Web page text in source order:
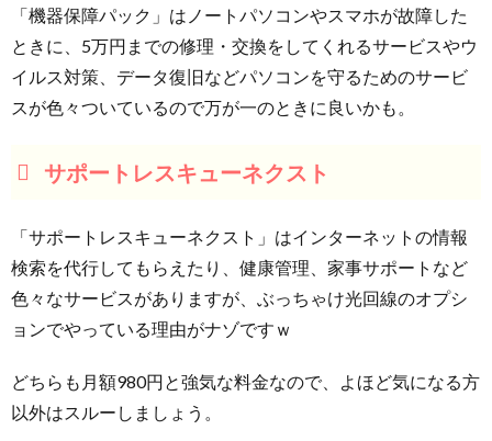
「機器保障パック」はノートパソコンやスマホが故障した
ときに、5万円までの修理・交換をしてくれるサービスやウ
イルス対策、データ復旧などパソコンを守るためのサービ
スが色々ついているので万が一のときに良いかも。
サポートレスキューネクスト
「サポートレスキューネクスト」はインターネットの情報
検索を代行してもらえたり、健康管理、家事サポートなど
色々なサービスがありますが、ぶっちゃけ光回線のオプシ
ョンでやっている理由がナゾですｗ
どちらも月額980円と強気な料金なので、よほど気になる方
以外はスルーしましょう。